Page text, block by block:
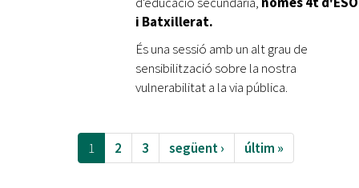
i Batxillerat.
És una sessió amb un alt grau de
sensibilització sobre la nostra
vulnerabilitat a la via pública.
1 2 3 següent › últim »